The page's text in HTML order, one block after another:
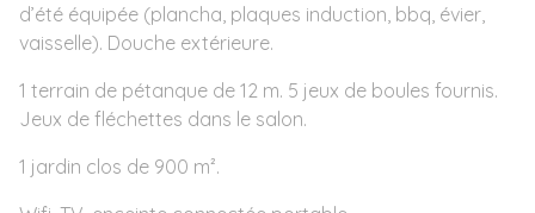
d’été équipée (plancha, plaques induction, bbq, évier,
vaisselle). Douche extérieure.
1 terrain de pétanque de 12 m. 5 jeux de boules fournis.
Jeux de fléchettes dans le salon.
1 jardin clos de 900 m².